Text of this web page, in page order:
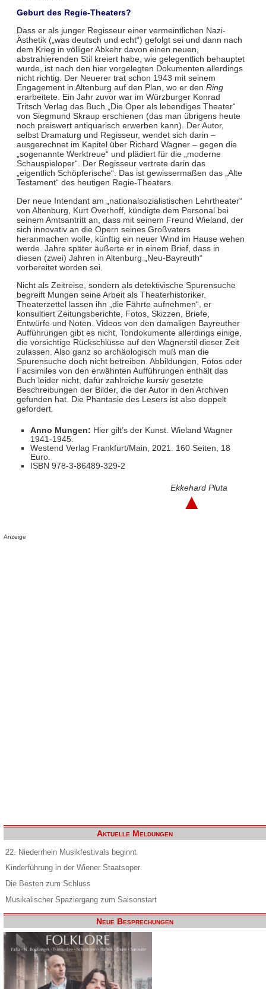
Geburt des Regie-Theaters?
Dass er als junger Regisseur einer vermeintlichen Nazi-
Ästhetik („was deutsch und echt“) gefolgt sei und dann nach
dem Krieg in völliger Abkehr davon einen neuen,
abstrahierenden Stil kreiert habe, wie gelegentlich behauptet
wurde, ist nach den hier vorgelegten Dokumenten allerdings
nicht richtig. Der Neuerer trat schon 1943 mit seinem
Engagement in Altenburg auf den Plan, wo er den Ring
erarbeitete. Ein Jahr zuvor war im Würzburger Konrad
Tritsch Verlag das Buch „Die Oper als lebendiges Theater“
von Siegmund Skraup erschienen (das man übrigens heute
noch preiswert antiquarisch erwerben kann). Der Autor,
selbst Dramaturg und Regisseur, wendet sich darin –
ausgerechnet im Kapitel über Richard Wagner – gegen die
„sogenannte Werktreue“ und plädiert für die „moderne
Schauspieloper“. Der Regisseur vertrete darin das
„eigentlich Schöpferische“. Das ist gewissermaßen das „Alte
Testament“ des heutigen Regie-Theaters.
Der neue Intendant am „nationalsozialistischen Lehrtheater“
von Altenburg, Kurt Overhoff, kündigte dem Personal bei
seinem Amtsantritt an, dass mit seinem Freund Wieland, der
sich innovativ an die Opern seines Großvaters
heranmachen wolle, künftig ein neuer Wind im Hause wehen
werde. Jahre später äußerte er in einem Brief, dass in
diesen (zwei) Jahren in Altenburg „Neu-Bayreuth“
vorbereitet worden sei.
Nicht als Zeitreise, sondern als detektivische Spurensuche
begreift Mungen seine Arbeit als Theaterhistoriker.
Theaterzettel lassen ihn „die Fährte aufnehmen“, er
konsultiert Zeitungsberichte, Fotos, Skizzen, Briefe,
Entwürfe und Noten. Videos von den damaligen Bayreuther
Aufführungen gibt es nicht, Tondokumente allerdings einige,
die vorsichtige Rückschlüsse auf den Wagnerstil dieser Zeit
zulassen. Also ganz so archäologisch muß man die
Spurensuche doch nicht betreiben. Abbildungen, Fotos oder
Facsimiles von den erwähnten Aufführungen enthält das
Buch leider nicht, dafür zahlreiche kursiv gesetzte
Beschreibungen der Bilder, die der Autor in den Archiven
gefunden hat. Die Phantasie des Lesers ist also doppelt
gefordert.
Anno Mungen: Hier gilt’s der Kunst. Wieland Wagner
1941-1945.
Westend Verlag Frankfurt/Main, 2021. 160 Seiten, 18
Euro.
ISBN 978-3-86489-329-2
Ekkehard Pluta
▲
Anzeige
Aktuelle Meldungen
22. Niederrhein Musikfestivals beginnt
Kinderführung in der Wiener Staatsoper
Die Besten zum Schluss
Musikalischer Spaziergang zum Saisonstart
Neue Besprechungen